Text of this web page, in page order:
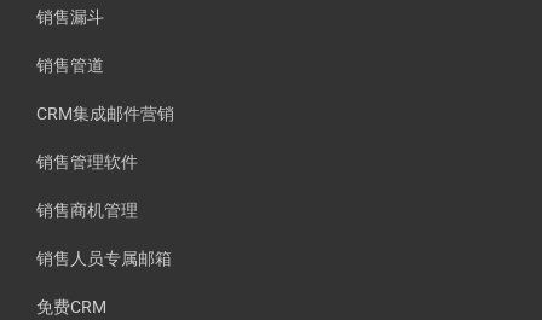
销售漏斗
销售管道
CRM集成邮件营销
销售管理软件
销售商机管理
销售人员专属邮箱
免费CRM